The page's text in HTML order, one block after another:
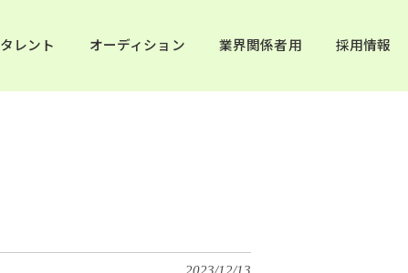
タレント オーディション 業界関係者用 採用情報